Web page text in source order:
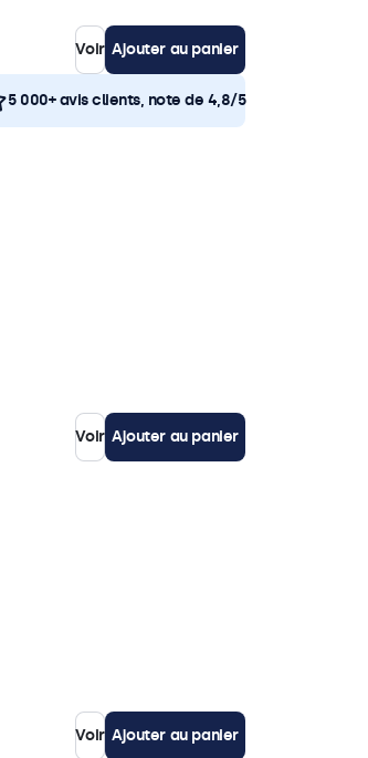
Voir Ajouter au panier
5 000+ avis clients, note de 4,8/5
Voir Ajouter au panier
Voir Ajouter au panier